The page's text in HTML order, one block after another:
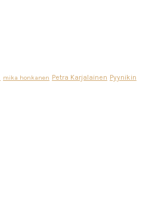
mika honkanen Petra Karjalainen Pyynikin